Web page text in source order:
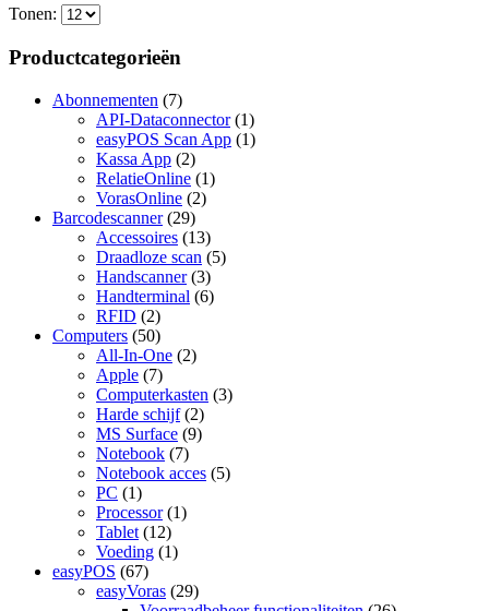
Tonen:
Productcategorieën
Abonnementen (7)
API-Dataconnector (1)
easyPOS Scan App (1)
Kassa App (2)
RelatieOnline (1)
VorasOnline (2)
Barcodescanner (29)
Accessoires (13)
Draadloze scan (5)
Handscanner (3)
Handterminal (6)
RFID (2)
Computers (50)
All-In-One (2)
Apple (7)
Computerkasten (3)
Harde schijf (2)
MS Surface (9)
Notebook (7)
Notebook acces (5)
PC (1)
Processor (1)
Tablet (12)
Voeding (1)
easyPOS (67)
easyVoras (29)